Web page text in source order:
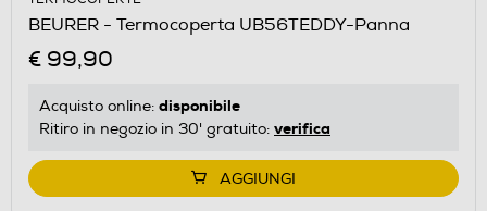
BEURER - Termocoperta UB56TEDDY-Panna
€ 99,90
Acquisto online: disponibile
Ritiro in negozio in 30' gratuito: verifica
AGGIUNGI